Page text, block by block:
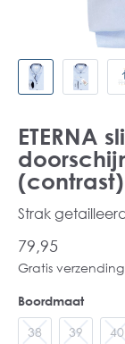
ETERNA
(contrast)
Strak
79,95
Gratis
Boordmaat
38 39 40